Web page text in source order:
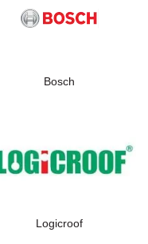
Bosch
Logicroof